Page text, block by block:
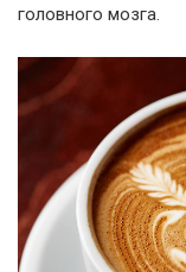
головного мозга.